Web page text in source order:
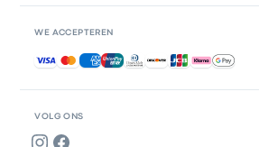
VOLG ONS
WE ACCEPTEREN
Geaccepteerde betalingen